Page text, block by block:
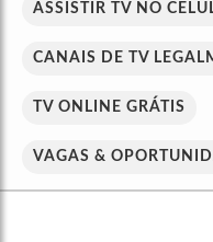
ASSISTIR TV NO
CANAIS DE TV
TV ONLINE GRÁTIS
VAGAS &